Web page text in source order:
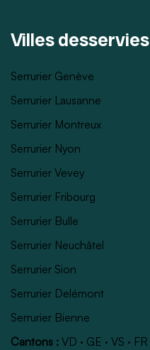
Villes desservies
Serrurier Genève
Serrurier Lausanne
Serrurier Montreux
Serrurier Nyon
Serrurier Vevey
Serrurier Fribourg
Serrurier Bulle
Serrurier Neuchâtel
Serrurier Sion
Serrurier Delémont
Serrurier Bienne
Cantons : VD · GE · VS · FR